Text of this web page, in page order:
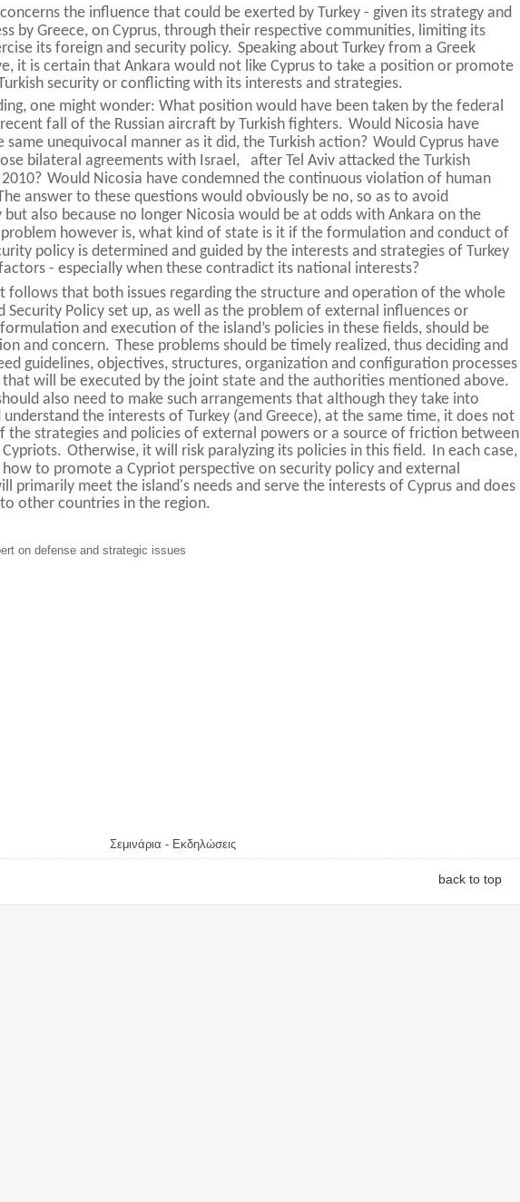
the influence that could be exerted by Turkey - given its strategy and
by Greece, on Cyprus, through their respective communities, limiting its
its foreign and security policy. Speaking about Turkey from a Greek
it is certain that Ankara would not like Cyprus to take a position or promote
security or conflicting with its interests and strategies.
one might wonder: What position would have been taken by the federal
fall of the Russian aircraft by Turkish fighters. Would Nicosia have
same unequivocal manner as it did, the Turkish action? Would Cyprus have
bilateral agreements with Israel,
after Tel Aviv attacked the Turkish
Would Nicosia have condemned the continuous violation of human
answer to these questions would obviously be no, so as to avoid
but also because no longer Nicosia would be at odds with Ankara on the
however is, what kind of state is it if the formulation and conduct of
policy is determined and guided by the interests and strategies of Turkey
- especially when these contradict its national interests?
follows that both issues regarding the structure and operation of the whole
Security Policy set up, as well as the problem of external influences or
and execution of the island’s policies in these fields, should be
and concern. These problems should be timely realized, thus deciding and
guidelines, objectives, structures, organization and configuration processes
that will be executed by the joint state and the authorities mentioned above.
also need to make such arrangements that although they take into
the interests of Turkey (and Greece), at the same time, it does not
the strategies and policies of external powers or a source of friction between
Cypriots. Otherwise, it will risk paralyzing its policies in this field. In each case,
to promote a Cypriot perspective on security policy and external
primarily meet the island's needs and serve the interests of Cyprus and does
other countries in the region.
on defense and strategic issues
Σεμινάρια - Εκδηλώσεις
back to top